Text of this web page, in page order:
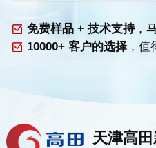
免费样品 + 技术支持，
10000+ 客户的选择，值
天津高